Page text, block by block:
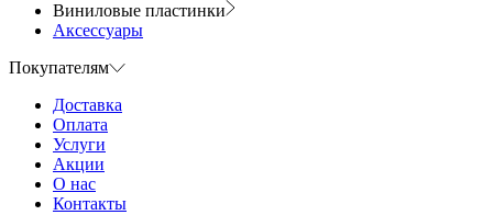
Виниловые пластинки
Аксессуары
Покупателям
Доставка
Оплата
Услуги
Акции
О нас
Контакты